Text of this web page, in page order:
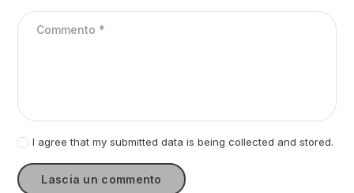
I agree that my submitted data is being collected and stored.